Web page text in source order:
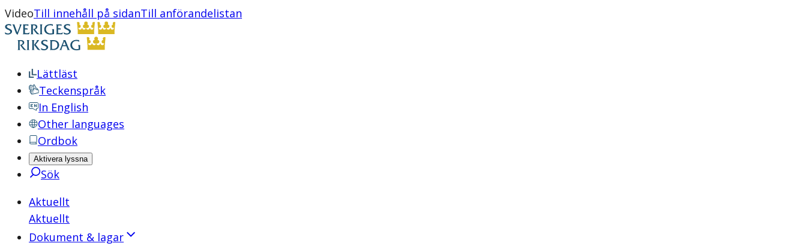
VideoTill innehåll på sidanTill anförandelistan
Lättläst
Teckenspråk
In English
Other languages
Ordbok
Aktivera lyssna
Sök
Aktuellt
Aktuellt
Dokument & lagar